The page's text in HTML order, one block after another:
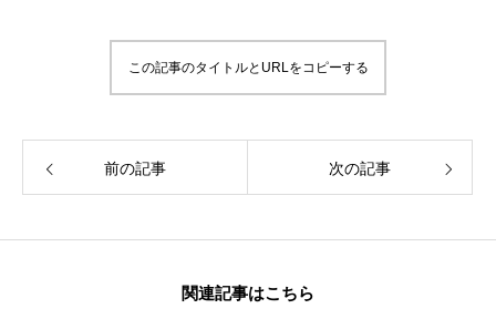
無料で登録したい企業様はこちら メディア取材受付口はこちら
この記事のタイトルとURLをコピーする
前の記事 次の記事
関連記事はこちら